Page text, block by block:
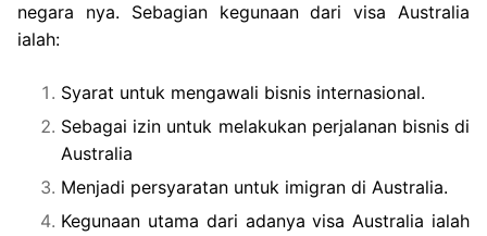
negara nya. Sebagian kegunaan dari visa Australia
ialah:
Syarat untuk mengawali bisnis internasional.
Sebagai izin untuk melakukan perjalanan bisnis di
Australia
Menjadi persyaratan untuk imigran di Australia.
Kegunaan utama dari adanya visa Australia ialah